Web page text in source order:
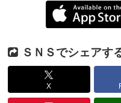
ＳＮＳでシェアす
X